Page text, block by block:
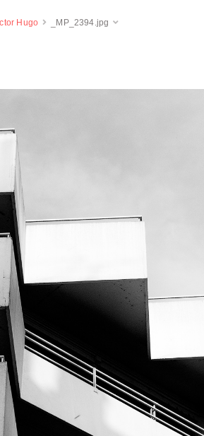
Hugo _MP_2394.jpg